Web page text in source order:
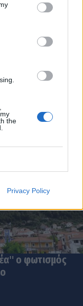
the
Privacy Policy
ο φωτισμός